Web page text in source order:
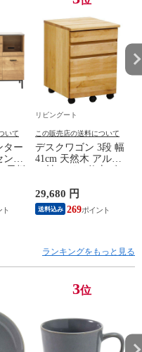
いて
ター
ト
天板
ッ
掃
食器
リビングート
この販売店の送料について
デスクワゴン 3段 幅
41cm 天然木 アルダ
ー材 オイル仕上げ
ワゴン 袖机 収納 キ
ャスター付き ワゴン
脇机 シンプル デス
し 小物収納 木製 木
29,680 円
送料込み 269
ランキングをもっと見る
3位